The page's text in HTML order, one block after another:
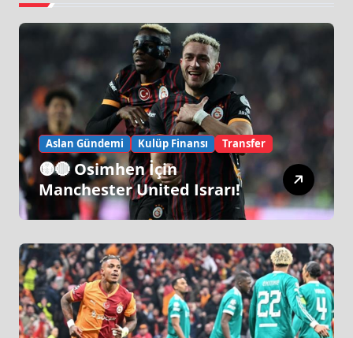
Aslan Gündemi Kulüp Finansı Transfer
🟡🔴 Osimhen İçin
Manchester United Israrı!